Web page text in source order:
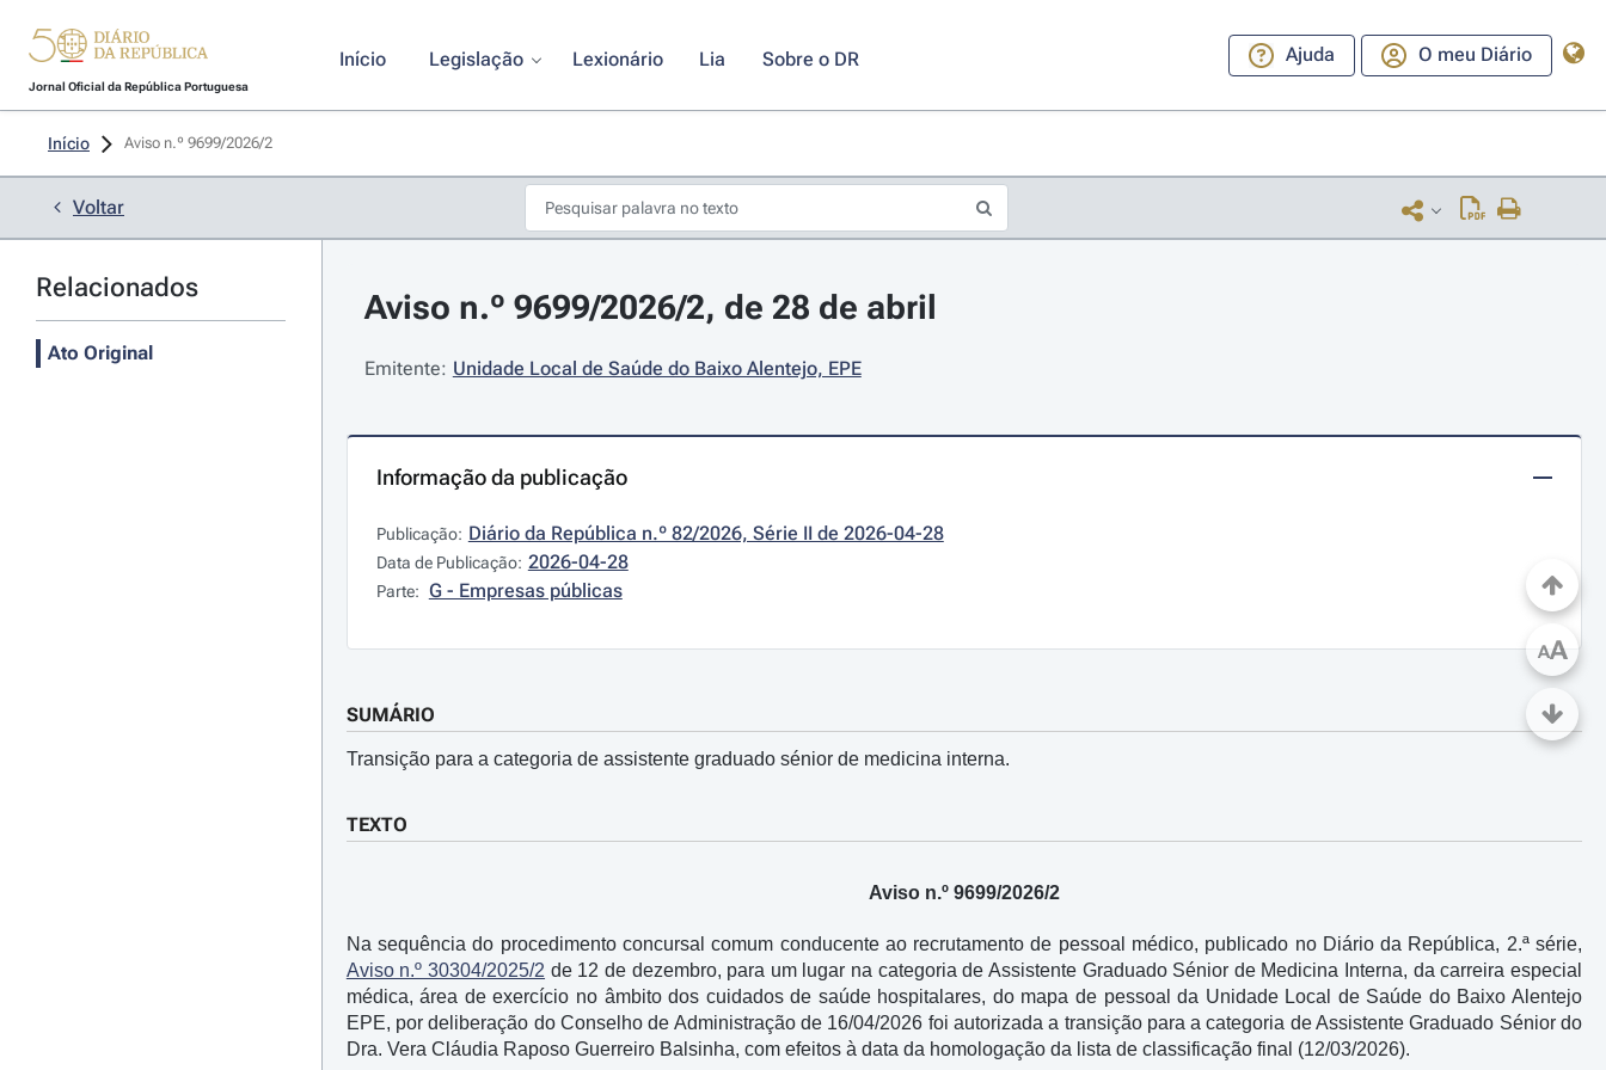
Jornal Oficial da República Portuguesa
Início Legislação Lexionário Lia Sobre o DR Ajuda O meu Diário
Início Aviso n.º 9699/2026/2
Voltar
Relacionados
Ato Original
Aviso n.º 9699/2026/2, de 28 de abril
Emitente: Unidade Local de Saúde do Baixo Alentejo, EPE
Informação da publicação
Publicação: Diário da República n.º 82/2026, Série II de 2026-04-28
Data de Publicação: 2026-04-28
Parte: G - Empresas públicas
SUMÁRIO
Transição para a categoria de assistente graduado sénior de medicina interna.
TEXTO
Aviso n.º 9699/2026/2
Na sequência do procedimento concursal comum conducente ao recrutamento de pessoal médico, publicado no Diário da República, 2.ª série,
Aviso n.º 30304/2025/2 de 12 de dezembro, para um lugar na categoria de Assistente Graduado Sénior de Medicina Interna, da carreira especial
médica, área de exercício no âmbito dos cuidados de saúde hospitalares, do mapa de pessoal da Unidade Local de Saúde do Baixo Alentejo
EPE, por deliberação do Conselho de Administração de 16/04/2026 foi autorizada a transição para a categoria de Assistente Graduado Sénior do
Dra. Vera Cláudia Raposo Guerreiro Balsinha, com efeitos à data da homologação da lista de classificação final (12/03/2026).
AA